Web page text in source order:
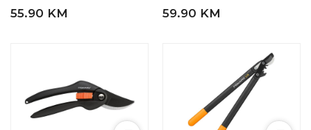
55.90 KM 59.90 KM